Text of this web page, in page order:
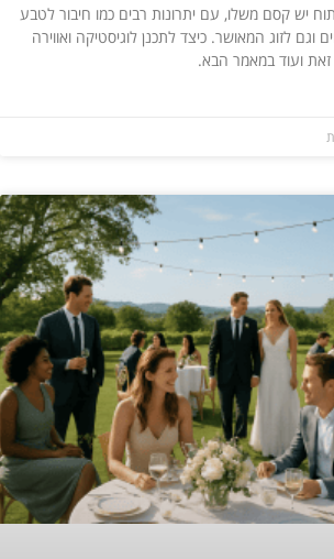
יש קסם משלו, עם יתרונות רבים כמו חיבור לטבע
וגם לזוג המאושר. כיצד לתכנן לוגיסטיקה ואווירה
זאת ועוד במאמר הבא.